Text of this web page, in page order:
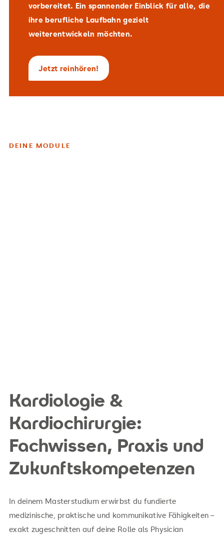
vorbereitet. Ein spannender Einblick für alle, die
ihre berufliche Laufbahn gezielt
weiterentwickeln möchten.
Jetzt reinhören!
DEINE MODULE
Kardiologie &
Kardiochirurgie:
Fachwissen, Praxis und
Zukunftskompetenzen
In deinem Masterstudium erwirbst du fundierte
medizinische, praktische und kommunikative Fähigkeiten –
exakt zugeschnitten auf deine Rolle als Physician